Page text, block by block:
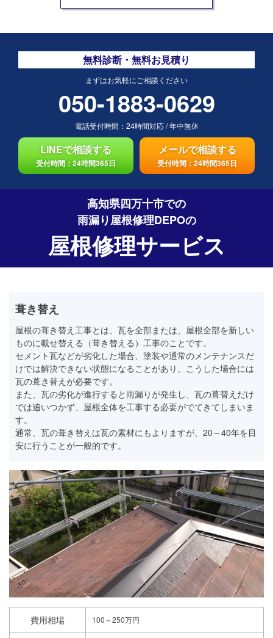
無料診断・無料お見積り
まずはお気軽にご相談ください
050-1883-0629
電話受付時間： 24時間対応/年中無休
LINEで相談する
受付時間：24時間365日
メールで相談する
受付時間：24時間365日
高知県四万十市での
雨漏り屋根修理DEPOの
屋根修理サービス
葺き替え
屋根の葺き替え工事とは、瓦を全部または、屋根全部を新しい
ものに載せ替える（葺き替える）工事のことです。
セメント瓦などが劣化した場合、塗装や通常のメンテナンスだ
けでは解決できない状態になることがあり、こうした場合には
瓦の葺き替えが必要です。
また、瓦の劣化が進行すると雨漏りが発生し、瓦の葺替えだけ
では追いつかず、屋根全体を工事する必要がでてきてしまいま
す。
通常、瓦の葺き替えは瓦の素材にもよりますが、20～40年を目
安に行うことが一般的です。
費用相場 100～250万円